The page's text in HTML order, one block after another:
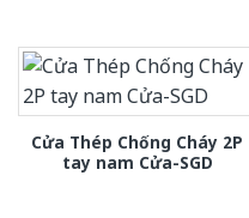
Cửa Thép Chống Cháy 2P
tay nam Cửa-SGD